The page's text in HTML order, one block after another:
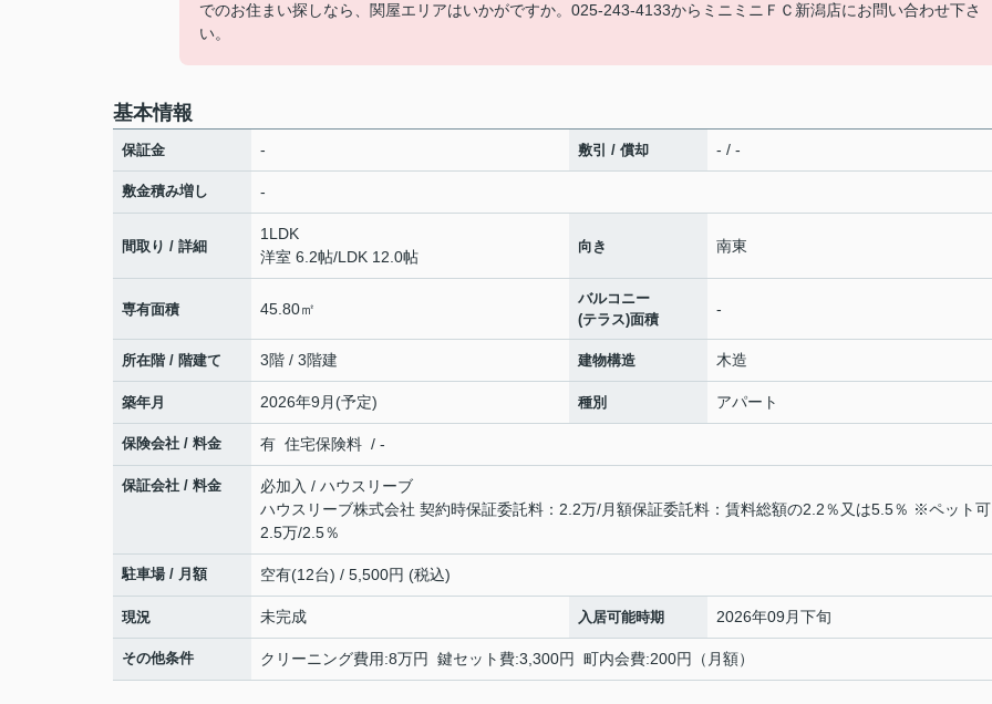
でのお住まい探しなら、関屋エリアはいかがですか。025-243-4133からミニミニＦＣ新潟店にお問い合わせ下さ
い。
基本情報
保証金 - 敷引 / 償却 - / -
敷金積み増し -
間取り / 詳細
1LDK
洋室 6.2帖/LDK 12.0帖
向き 南東
専有面積 45.80㎡
バルコニー
(テラス)面積
-
所在階 / 階建て 3階 / 3階建 建物構造 木造
築年月 2026年9月(予定) 種別 アパート
保険会社 / 料金 有 住宅保険料 / -
保証会社 / 料金
必加入 / ハウスリーブ
ハウスリーブ株式会社 契約時保証委託料：2.2万/月額保証委託料：賃料総額の2.2％又は5.5％ ※ペット
2.5万/2.5％
駐車場 / 月額 空有(12台) / 5,500円 (税込)
現況 未完成 入居可能時期 2026年09月下旬
その他条件 クリーニング費用:8万円 鍵セット費:3,300円 町内会費:200円（月額）